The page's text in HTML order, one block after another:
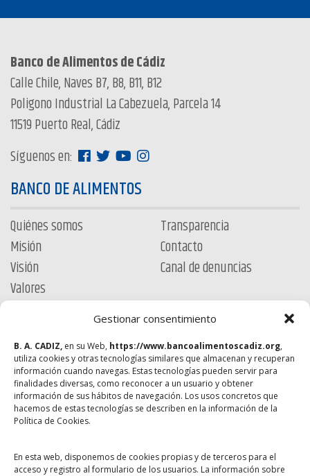
Gestionar consentimiento
B. A. CADIZ, en su Web, https://www.bancoalimentoscadiz.org,
utiliza cookies y otras tecnologías similares que almacenan y recuperan
información cuando navegas. Estas tecnologías pueden servir para
finalidades diversas, como reconocer a un usuario y obtener
información de sus hábitos de navegación. Los usos concretos que
hacemos de estas tecnologías se describen en la información de la
Política de Cookies.
En esta web, disponemos de cookies propias y de terceros para el
acceso y registro al formulario de los usuarios. La información sobre
Banco de Alimentos de Cádiz
Calle Chile, Naves B7, B8, B11, B12
Poligono Industrial La Cabezuela, Parcela 14
11519 Puerto Real, Cádiz
Síguenos en:
BANCO DE ALIMENTOS
Quiénes somos
Misión
Visión
Valores
Transparencia
Contacto
Canal de denuncias
Colabora
Hazte voluntario
PROYECTOS
Empleo y formación
Ayuda a desfavorecidos
Yo no lo tiro
Aprender comiendo